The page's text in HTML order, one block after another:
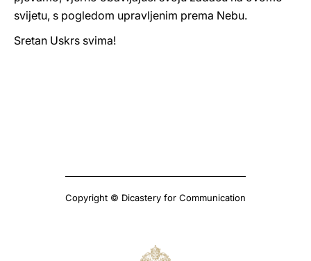
svijetu, s pogledom upravljenim prema Nebu.
Sretan Uskrs svima!
Copyright © Dicastery for Communication